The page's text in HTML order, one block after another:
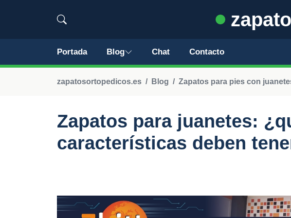
Portada Blog Chat Contacto
zapatosortopedicos.es Blog Zapatos para pies con
Zapatos para juanetes:
características deben